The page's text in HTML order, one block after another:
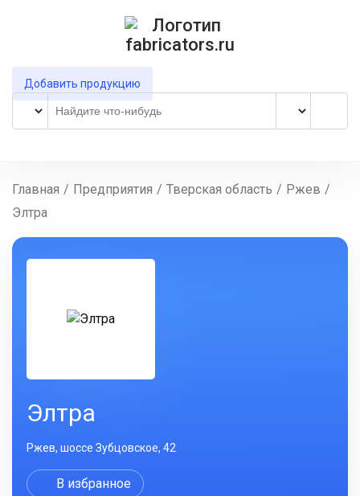
Добавить продукцию
Главная / Предприятия / Тверская область / Ржев /
Элтра
Элтра
Ржев, шоссе Зубцовское, 42
В избранное